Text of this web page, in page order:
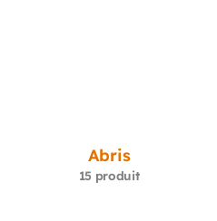
Abris
15 produit